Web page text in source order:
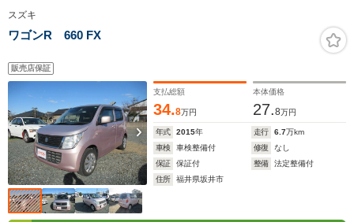
スズキ
ワゴンR 660 FX
販売店保証
支払総額
34.8万円
本体価格
27.8万円
年式 2015年 走行 6.7万km
車検
車検整備付 修復
なし
保証
保証付 整備
法定整備付
住所
福井県坂井市